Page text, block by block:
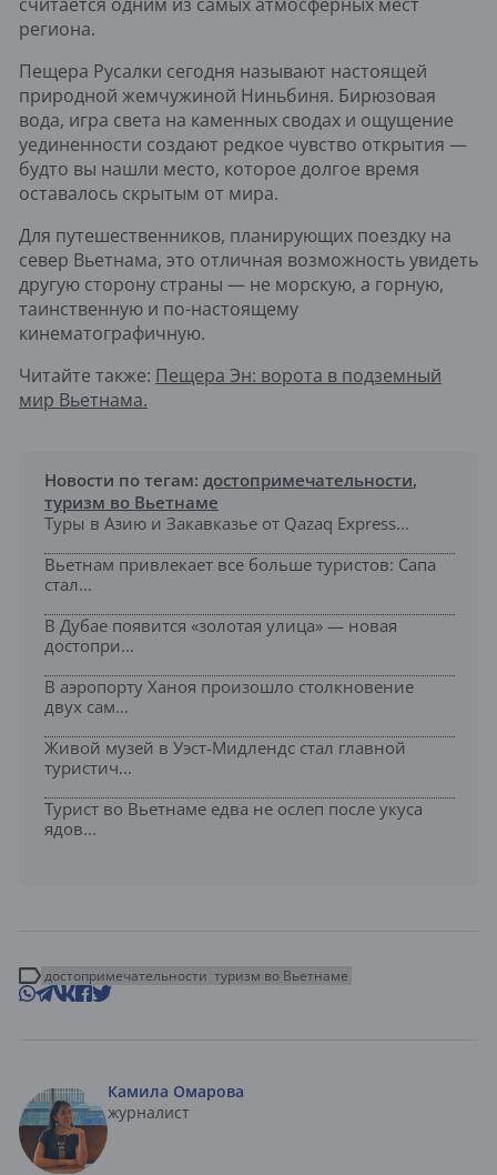
региона.
Пещера Русалки сегодня называют настоящей
природной жемчужиной Ниньбиня. Бирюзовая
вода, игра света на каменных сводах и ощущение
уединенности создают редкое чувство открытия —
будто вы нашли место, которое долгое время
оставалось скрытым от мира.
Для путешественников, планирующих поездку на
север Вьетнама, это отличная возможность увидеть
другую сторону страны — не морскую, а горную,
таинственную и по-настоящему
кинематографичную.
Читайте также: Пещера Эн: ворота в подземный
мир Вьетнама.
Новости по тегам: достопримечательности,
туризм во Вьетнаме
Туры в Азию и Закавказье от Qazaq Express...
Вьетнам привлекает все больше туристов: Сапа
стал...
В Дубае появится «золотая улица» — новая
достопри...
В аэропорту Ханоя произошло столкновение
двух сам...
Живой музей в Уэст-Мидлендс стал главной
туристич...
Турист во Вьетнаме едва не ослеп после укуса
ядов...
достопримечательности туризм во Вьетнаме
Камила Омарова
журналист